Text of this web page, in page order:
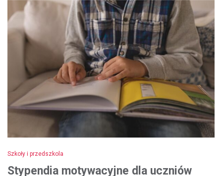
Szkoły i przedszkola
Stypendia motywacyjne dla uczniów